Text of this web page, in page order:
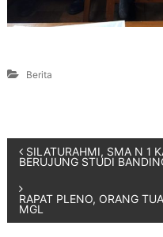
Berita
SILATURAHMI, SMA N 1
BERUJUNG STUDI
RAPAT PLENO, ORANG
MGL